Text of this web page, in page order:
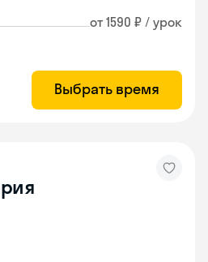
от 1590 ₽ / урок
Выбрать время